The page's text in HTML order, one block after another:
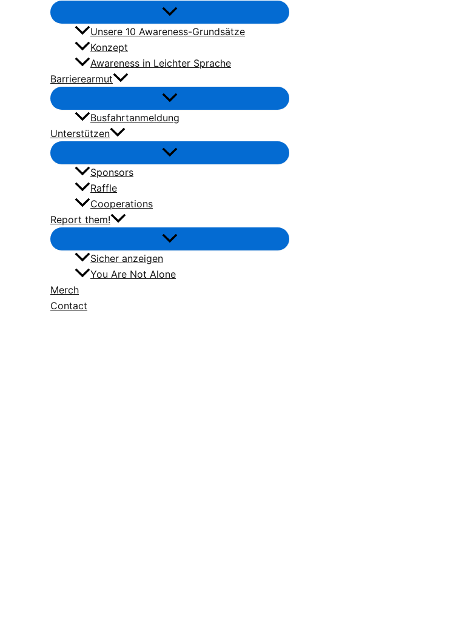
Unsere 10 Awareness-Grundsätze
Konzept
Awareness in Leichter Sprache
Barrierearmut
Busfahrtanmeldung
Unterstützen
Sponsors
Raffle
Cooperations
Report them!
Sicher anzeigen
You Are Not Alone
Merch
Contact